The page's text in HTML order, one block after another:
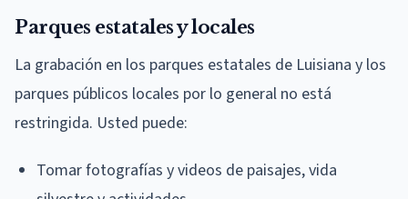
Parques estatales y locales
La grabación en los parques estatales de Luisiana y los
parques públicos locales por lo general no está
restringida. Usted puede:
Tomar fotografías y videos de paisajes, vida